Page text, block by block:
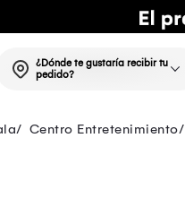
¿Dónde te gustaría recibir tu
pedido?
Centro Entretenimiento